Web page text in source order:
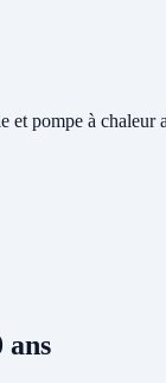
et pompe à
ans